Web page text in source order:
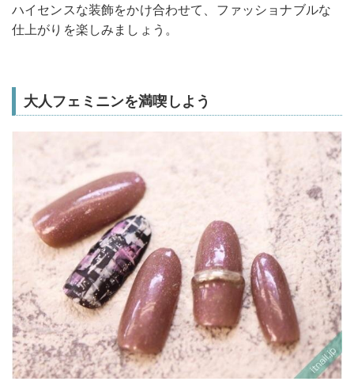
ハイセンスな装飾をかけ合わせて、ファッショナブルな
仕上がりを楽しみましょう。
大人フェミニンを満喫しよう